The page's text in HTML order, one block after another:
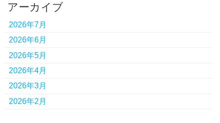
アーカイブ
2026年7月
2026年6月
2026年5月
2026年4月
2026年3月
2026年2月